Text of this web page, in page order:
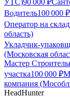
УТС)90 000 ₽
Водитель100 000 ₽
Оператор на склад
область)
Укладчик-
(Московская
Мастер
участка100 000 ₽
компания
HeadHunter